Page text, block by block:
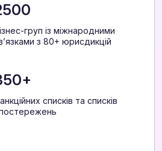
груп із міжнародними
з 80+ юрисдикцій
списків та списків